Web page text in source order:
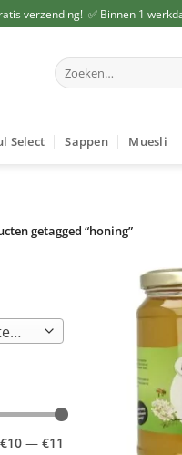
verzending! ✅ Binnen 1
Zoeken
naar:
Select Sappen Muesli
getagged “honing”
Een categorie selecteren
€10 — €11